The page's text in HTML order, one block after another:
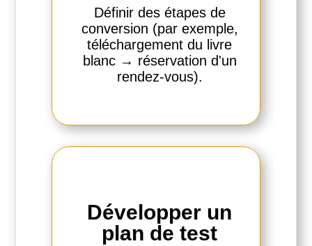
Définir des étapes de
conversion (par exemple,
téléchargement du livre
blanc → réservation d'un
rendez-vous).
Développer un
plan de test